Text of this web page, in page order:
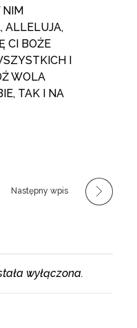
NIM
ALLELUJA,
CI BOŻE
I
WOLA
TAK I NA
Następny wpis
wyłączona.